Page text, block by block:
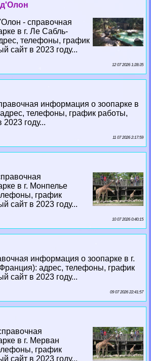
- справочная
в г. Ле Сабль-
телефоны, график
сайт в 2023 году...
12 07 2026 1:28:35
информация о зоопарке в
телефоны, график работы,
году...
11 07 2026 2:17:59
в г. Монпелье
график
сайт в 2023 году...
10 07 2026 0:40:15
информация о зоопарке в г.
адрес, телефоны, график
сайт в 2023 году...
09 07 2026 22:41:57
в г. Мерван
график
сайт в 2023 году...